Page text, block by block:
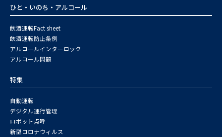
ひと・いのち・アルコール
飲酒運転Fact sheet
飲酒運転防止条例
アルコールインターロック
アルコール問題
特集
自動運転
デジタル運行管理
ロボット点呼
新型コロナウィルス